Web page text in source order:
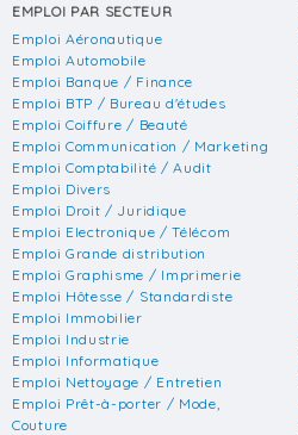
EMPLOI PAR SECTEUR
Emploi Aéronautique
Emploi Automobile
Emploi Banque / Finance
Emploi BTP / Bureau d'études
Emploi Coiffure / Beauté
Emploi Communication / Marketing
Emploi Comptabilité / Audit
Emploi Divers
Emploi Droit / Juridique
Emploi Electronique / Télécom
Emploi Grande distribution
Emploi Graphisme / Imprimerie
Emploi Hôtesse / Standardiste
Emploi Immobilier
Emploi Industrie
Emploi Informatique
Emploi Nettoyage / Entretien
Emploi Prêt-à-porter / Mode,
Couture